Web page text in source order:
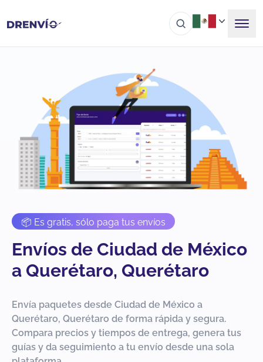
📦 Es gratis, sólo paga tus envíos
Envíos de Ciudad de México
a Querétaro, Querétaro
Envía paquetes desde Ciudad de México a
Querétaro, Querétaro de forma rápida y segura.
Compara precios y tiempos de entrega, genera tus
guías y da seguimiento a tu envío desde una sola